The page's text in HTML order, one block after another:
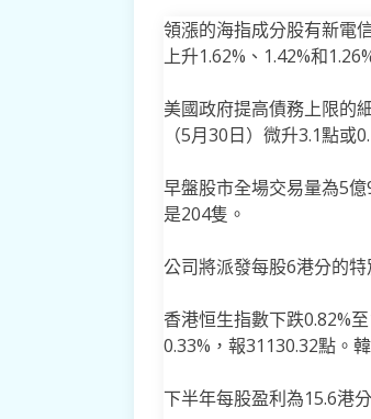
領漲的海指成分股有新電
上升1.62%、1.42%和
美國政府提高債務上限的
（5月30日）微升3.1點或
早盤股市全場交易量為5
是204隻。
公司將派發每股6港分的
香港恒生指數下跌0.82%
0.33%，報31130.32點。
下半年每股盈利為15.6港